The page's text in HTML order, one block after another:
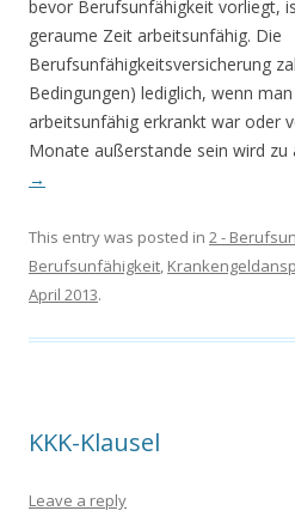
bevor Berufsunfähigkeit vorliegt,
geraume Zeit arbeitsunfähig. Die
Berufsunfähigkeitsversicherung
Bedingungen) lediglich, wenn
arbeitsunfähig erkrankt war oder
Monate außerstande sein wird zu
→
This entry was posted in 2 -
Berufsunfähigkeit,
April 2013.
KKK-Klausel
Leave a reply